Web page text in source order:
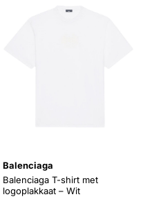
Balenciaga
Balenciaga T-shirt met
logoplakkaat – Wit